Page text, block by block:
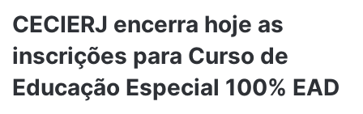
CECIERJ encerra hoje as
inscrições para Curso de
Educação Especial 100% EAD